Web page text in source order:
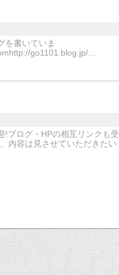
を書いていま
go1101.blog.jp/…
!ブログ・HPの相互リンクも受
内容は見させていただきたい